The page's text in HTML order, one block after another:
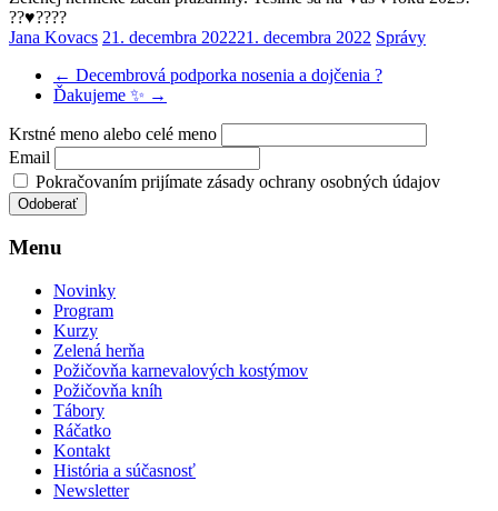
??♥️?‍?‍?‍?
Jana Kovacs 21. decembra 202221. decembra 2022 Správy
← Decembrová podporka nosenia a dojčenia ?
Ďakujeme ✨ →
Krstné meno alebo celé meno
Email
Pokračovaním prijímate zásady ochrany osobných údajov
Menu
Novinky
Program
Kurzy
Zelená herňa
Požičovňa karnevalových kostýmov
Požičovňa kníh
Tábory
Ráčatko
Kontakt
História a súčasnosť
Newsletter